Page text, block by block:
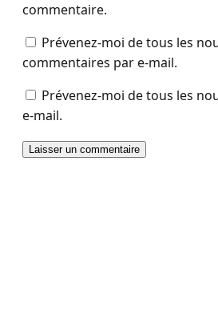
commentaire.
Prévenez-moi de tous les
commentaires par e-mail.
Prévenez-moi de tous les
e-mail.